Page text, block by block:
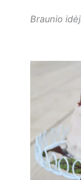
Braunio